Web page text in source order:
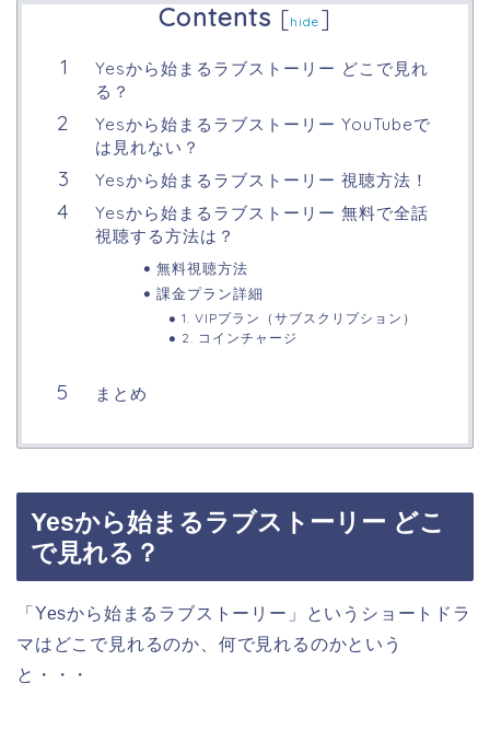
Contents [hide ]
Yesから始まるラブストーリー どこで見れ
る？
Yesから始まるラブストーリー YouTubeで
は見れない？
Yesから始まるラブストーリー 視聴方法！
Yesから始まるラブストーリー 無料で全話
視聴する方法は？
無料視聴方法
課金プラン詳細
1. VIPプラン（サブスクリプション）
2. コインチャージ
まとめ
Yesから始まるラブストーリー どこ
で見れる？
「Yesから始まるラブストーリー」
というショートドラ
マはどこで見れるのか、何で見れるのかという
と・・・